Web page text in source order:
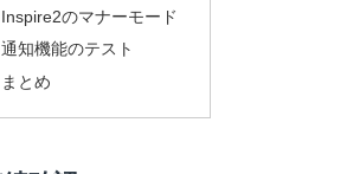
Inspire2のマナーモード
通知機能のテスト
まとめ